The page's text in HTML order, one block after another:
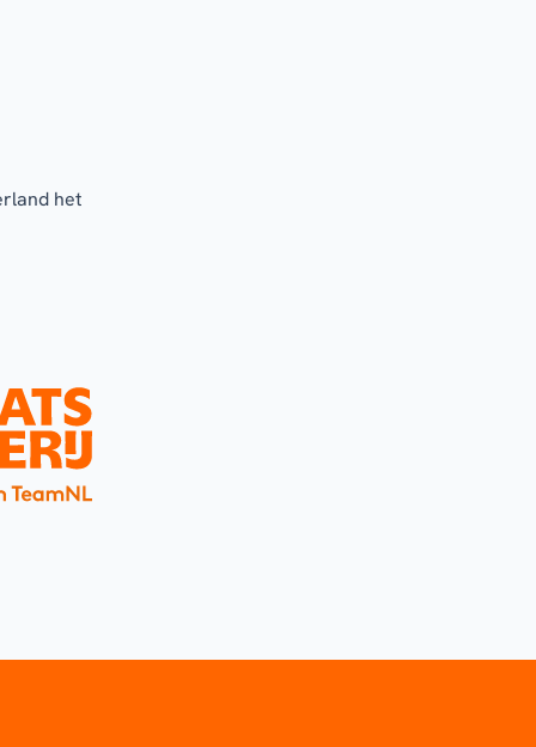
het